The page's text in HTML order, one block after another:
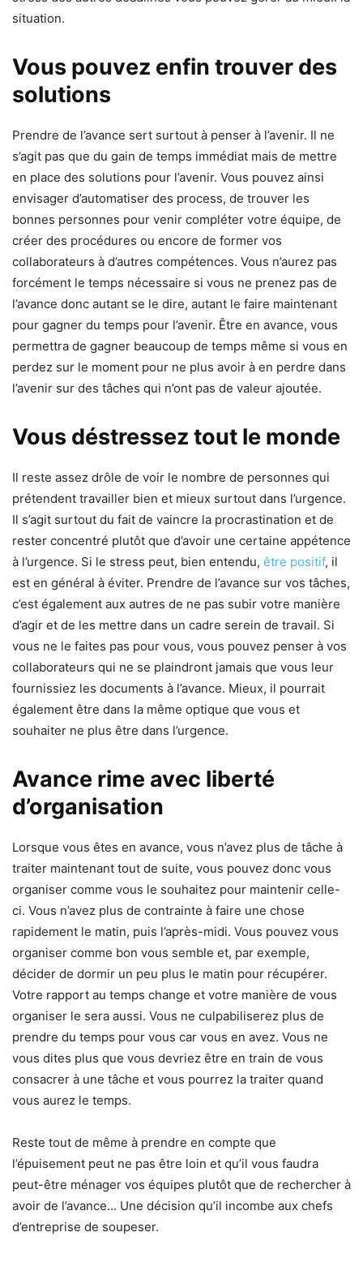
situation.
Vous pouvez enfin trouver des
solutions
Prendre de l’avance sert surtout à penser à l’avenir. Il ne
s’agit pas que du gain de temps immédiat mais de mettre
en place des solutions pour l’avenir. Vous pouvez ainsi
envisager d’automatiser des process, de trouver les
bonnes personnes pour venir compléter votre équipe, de
créer des procédures ou encore de former vos
collaborateurs à d’autres compétences. Vous n’aurez pas
forcément le temps nécessaire si vous ne prenez pas de
l’avance donc autant se le dire, autant le faire maintenant
pour gagner du temps pour l’avenir. Être en avance, vous
permettra de gagner beaucoup de temps même si vous en
perdez sur le moment pour ne plus avoir à en perdre dans
l’avenir sur des tâches qui n’ont pas de valeur ajoutée.
Vous déstressez tout le monde
Il reste assez drôle de voir le nombre de personnes qui
prétendent travailler bien et mieux surtout dans l’urgence.
Il s’agit surtout du fait de vaincre la procrastination et de
rester concentré plutôt que d’avoir une certaine appétence
à l’urgence. Si le stress peut, bien entendu, être positif, il
est en général à éviter. Prendre de l’avance sur vos tâches,
c’est également aux autres de ne pas subir votre manière
d’agir et de les mettre dans un cadre serein de travail. Si
vous ne le faites pas pour vous, vous pouvez penser à vos
collaborateurs qui ne se plaindront jamais que vous leur
fournissiez les documents à l’avance. Mieux, il pourrait
également être dans la même optique que vous et
souhaiter ne plus être dans l’urgence.
Avance rime avec liberté
d’organisation
Lorsque vous êtes en avance, vous n’avez plus de tâche à
traiter maintenant tout de suite, vous pouvez donc vous
organiser comme vous le souhaitez pour maintenir celle-
ci. Vous n’avez plus de contrainte à faire une chose
rapidement le matin, puis l’après-midi. Vous pouvez vous
organiser comme bon vous semble et, par exemple,
décider de dormir un peu plus le matin pour récupérer.
Votre rapport au temps change et votre manière de vous
organiser le sera aussi. Vous ne culpabiliserez plus de
prendre du temps pour vous car vous en avez. Vous ne
vous dites plus que vous devriez être en train de vous
consacrer à une tâche et vous pourrez la traiter quand
vous aurez le temps.
Reste tout de même à prendre en compte que
l’épuisement peut ne pas être loin et qu’il vous faudra
peut-être ménager vos équipes plutôt que de rechercher à
avoir de l’avance… Une décision qu’il incombe aux chefs
d’entreprise de soupeser.